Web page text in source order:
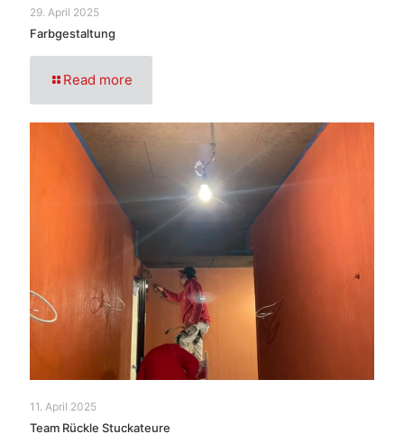
29. April 2025
Farbgestaltung
Read more
11. April 2025
Team Rückle Stuckateure